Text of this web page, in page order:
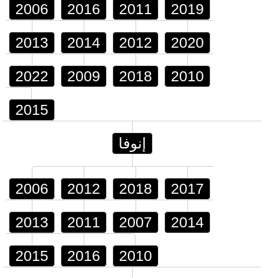
2006 2016 2011 2019
2013 2014 2012 2020
2022 2009 2018 2010
2015
إنوفا
2006 2012 2018 2017
2013 2011 2007 2014
2015 2016 2010